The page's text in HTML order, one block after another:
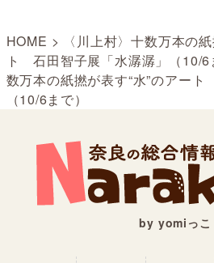
HOME >
〈川上村〉十数万本の
ト 石田智子展「水潺潺」（10/6
数万本の紙撚が表す“水”のアー
（10/6まで）
by yomiっこ